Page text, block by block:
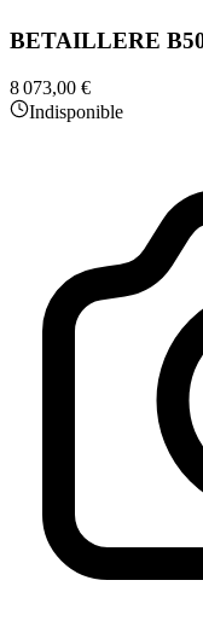
BETAILLERE
8 073,00 €
Indisponible